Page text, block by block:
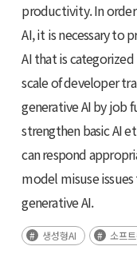
productivity. In
AI, it is necessary to
AI that is
scale of developer
generative AI by job
strengthen basic AI
can respond
model misuse
generative AI.
생성형AI 소프